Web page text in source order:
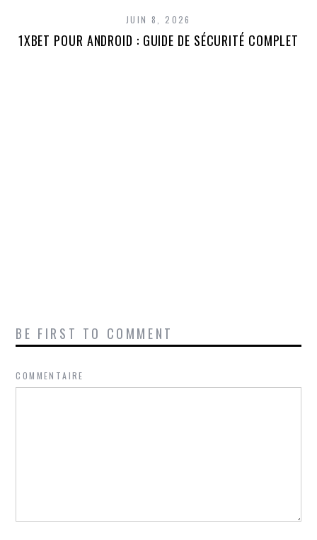
JUIN 8, 2026
1XBET POUR ANDROID : GUIDE DE SÉCURITÉ COMPLET
BE FIRST TO COMMENT
COMMENTAIRE